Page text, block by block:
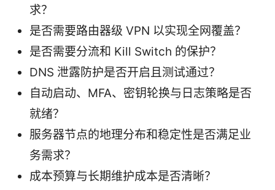
求？
是否需要路由器级 VPN 以实现全网覆盖？
是否需要分流和 Kill Switch 的保护？
DNS 泄露防护是否开启且测试通过？
自动启动、MFA、密钥轮换与日志策略是否
就绪？
服务器节点的地理分布和稳定性是否满足业
务需求？
成本预算与长期维护成本是否清晰？